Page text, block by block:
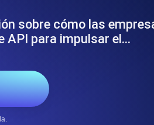
Checks automáticos de certificados
Gratis para empezar.
DNS Monitoring
sobre cómo las
API para impulsar el…